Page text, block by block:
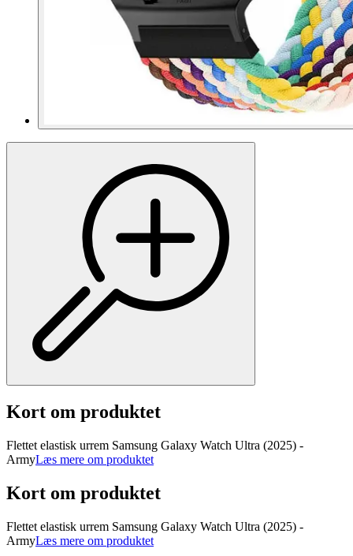
Kort om produktet
Flettet elastisk urrem Samsung Galaxy Watch Ultra (2025) -
ArmyLæs mere om produktet
Kort om produktet
Flettet elastisk urrem Samsung Galaxy Watch Ultra (2025) -
ArmyLæs mere om produktet